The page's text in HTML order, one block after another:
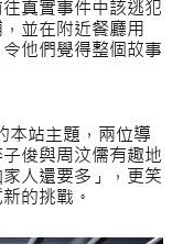
真實事件中該逃犯
並在附近餐廳用
他們覺得整個故事
本站主題，兩位導
俊與周汶儒有趣地
人還要多」，更笑
的挑戰。